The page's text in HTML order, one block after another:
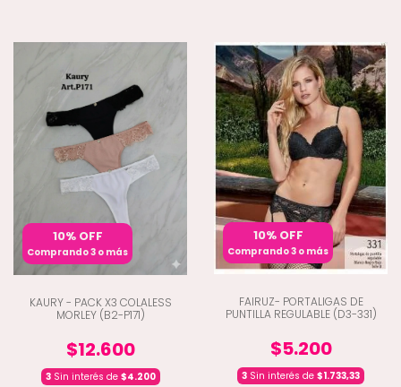
10% OFF
Comprando 3 o más
KAURY - PACK X3 COLALESS
MORLEY (B2-P171)
$12.600
3Sin interés de $4.200
10% OFF
Comprando 3 o más
FAIRUZ- PORTALIGAS DE
PUNTILLA REGULABLE (D3-331)
$5.200
3 Sin interés de $1.733,33